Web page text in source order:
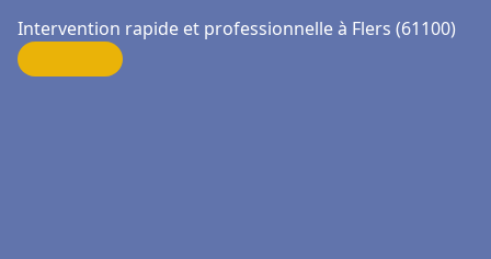
Intervention rapide et professionnelle à Flers (61100)